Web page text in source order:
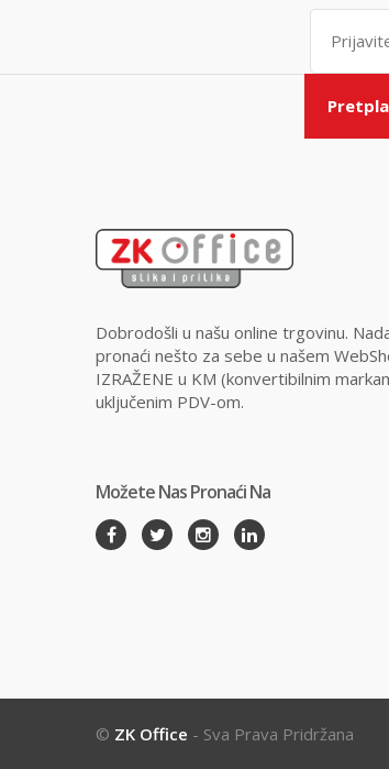
Dobrodošli u našu online trgovinu.
pronaći nešto za sebe u našem
IZRAŽENE u KM (konvertibilnim
uključenim PDV-om.
Možete Nas Pronaći Na
© ZK Office - Sva Prava Pridržana